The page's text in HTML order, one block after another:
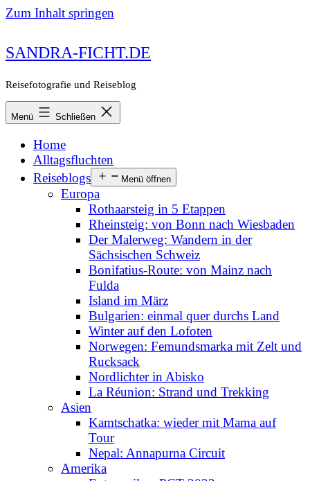
Zum Inhalt springen
SANDRA-FICHT.DE
Reisefotografie und Reiseblog
Menü Schließen
Home
Alltagsfluchten
Reiseblogs
Menü öffnen
Europa
Rothaarsteig in 5 Etappen
Rheinsteig: von Bonn nach Wiesbaden
Der Malerweg: Wandern in der
Sächsischen Schweiz
Bonifatius-Route: von Mainz nach
Fulda
Island im März
Bulgarien: einmal quer durchs Land
Winter auf den Lofoten
Norwegen: Femundsmarka mit Zelt und
Rucksack
Nordlichter in Abisko
La Réunion: Strand und Trekking
Asien
Kamtschatka: wieder mit Mama auf
Tour
Nepal: Annapurna Circuit
Amerika